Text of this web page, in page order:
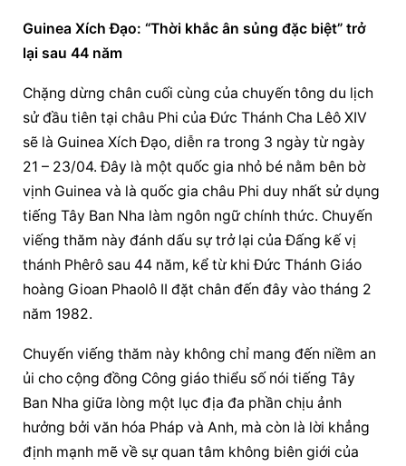
Guinea Xích Đạo: “Thời khắc ân sủng đặc biệt” trở
lại sau 44 năm
Chặng dừng chân cuối cùng của chuyến tông du lịch
sử đầu tiên tại châu Phi của Đức Thánh Cha Lêô XIV
sẽ là Guinea Xích Đạo, diễn ra trong 3 ngày từ ngày
21 – 23/04. Đây là một quốc gia nhỏ bé nằm bên bờ
vịnh Guinea và là quốc gia châu Phi duy nhất sử dụng
tiếng Tây Ban Nha làm ngôn ngữ chính thức. Chuyến
viếng thăm này đánh dấu sự trở lại của Đấng kế vị
thánh Phêrô sau 44 năm, kể từ khi Đức Thánh Giáo
hoàng Gioan Phaolô II đặt chân đến đây vào tháng 2
năm 1982.
Chuyến viếng thăm này không chỉ mang đến niềm an
ủi cho cộng đồng Công giáo thiểu số nói tiếng Tây
Ban Nha giữa lòng một lục địa đa phần chịu ảnh
hưởng bởi văn hóa Pháp và Anh, mà còn là lời khẳng
định mạnh mẽ về sự quan tâm không biên giới của